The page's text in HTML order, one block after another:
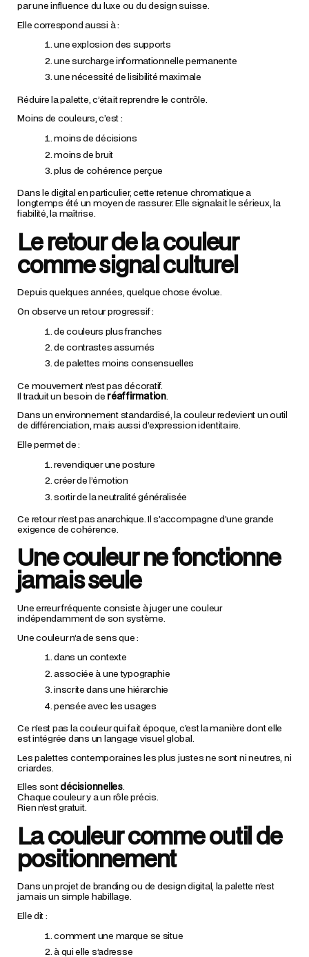
par une influence du luxe ou du design suisse.
Elle correspond aussi à :
une explosion des supports
une surcharge informationnelle permanente
une nécessité de lisibilité maximale
Réduire la palette, c’était reprendre le contrôle.
Moins de couleurs, c’est :
moins de décisions
moins de bruit
plus de cohérence perçue
Dans le digital en particulier, cette retenue chromatique a
longtemps été un moyen de rassurer. Elle signalait le sérieux, la
fiabilité, la maîtrise.
Le retour de la couleur
comme signal culturel
Depuis quelques années, quelque chose évolue.
On observe un retour progressif :
de couleurs plus franches
de contrastes assumés
de palettes moins consensuelles
Ce mouvement n’est pas décoratif.
Il traduit un besoin de réaffirmation.
Dans un environnement standardisé, la couleur redevient un outil
de différenciation, mais aussi d’expression identitaire.
Elle permet de :
revendiquer une posture
créer de l’émotion
sortir de la neutralité généralisée
Ce retour n’est pas anarchique. Il s’accompagne d’une grande
exigence de cohérence.
Une couleur ne fonctionne
jamais seule
Une erreur fréquente consiste à juger une couleur
indépendamment de son système.
Une couleur n’a de sens que :
dans un contexte
associée à une typographie
inscrite dans une hiérarchie
pensée avec les usages
Ce n’est pas la couleur qui fait époque, c’est la manière dont elle
est intégrée dans un langage visuel global.
Les palettes contemporaines les plus justes ne sont ni neutres, ni
criardes.
Elles sontdécisionnelles.
Chaque couleur y a un rôle précis.
Rien n’est gratuit.
La couleur comme outil de
positionnement
Dans un projet de branding ou de design digital, la palette n’est
jamais un simple habillage.
Elle dit :
comment une marque se situe
à qui elle s’adresse